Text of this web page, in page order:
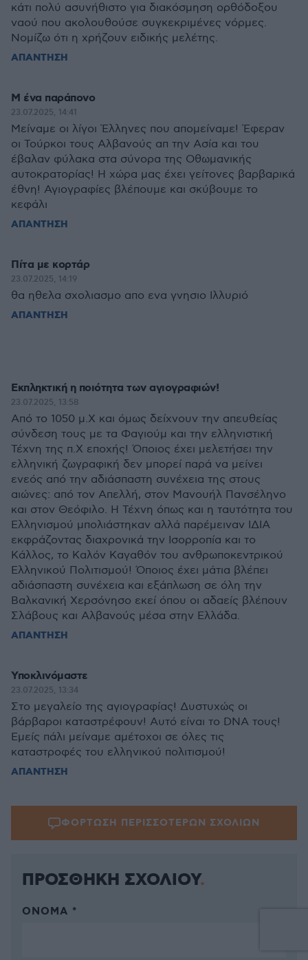
κάτι πολύ ασυνήθιστο για διακόσμηση ορθόδοξου
ναού που ακολουθούσε συγκεκριμένες νόρμες.
Νομίζω ότι η χρήζουν ειδικής μελέτης.
ΑΠΑΝΤΗΣΗ
Μ ένα παράπονο
23.07.2025, 14:41
Μείναμε οι λίγοι Έλληνες που απομείναμε! Έφεραν
οι Τούρκοι τους Αλβανούς απ την Ασία και του
έβαλαν φύλακα στα σύνορα της Οθωμανικής
αυτοκρατορίας! Η χώρα μας έχει γείτονες βαρβαρικά
έθνη! Αγιογραφίες βλέπουμε και σκύβουμε το
κεφάλι
ΑΠΑΝΤΗΣΗ
Πίτα με κορτάρ
23.07.2025, 14:19
θα ηθελα σχολιασμο απο ενα γνησιο Ιλλυριό
ΑΠΑΝΤΗΣΗ
Εκπληκτική η ποιότητα των αγιογραφιών!
23.07.2025, 13:58
Από το 1050 μ.Χ και όμως δείχνουν την απευθείας
σύνδεση τους με τα Φαγιούμ και την ελληνιστική
Τέχνη της π.Χ εποχής! Όποιος έχει μελετήσει την
ελληνική ζωγραφική δεν μπορεί παρά να μείνει
ενεός από την αδιάσπαστη συνέχεια της στους
αιώνες: από τον Απελλή, στον Μανουήλ Πανσέληνο
και στον Θεόφιλο. Η Τέχνη όπως και η ταυτότητα του
Ελληνισμού μπολιάστηκαν αλλά παρέμειναν ΙΔΙΑ
εκφράζοντας διαχρονικά την Ισορροπία και το
Κάλλος, το Καλόν Καγαθόν του ανθρωποκεντρικού
Ελληνικού Πολιτισμού! Όποιος έχει μάτια βλέπει
αδιάσπαστη συνέχεια και εξάπλωση σε όλη την
Βαλκανική Χερσόνησο εκεί όπου οι αδαείς βλέπουν
Σλάβους και Αλβανούς μέσα στην Ελλάδα.
ΑΠΑΝΤΗΣΗ
Υποκλινόμαστε
23.07.2025, 13:34
Στο μεγαλείο της αγιογραφίας! Δυστυχώς οι
βάρβαροι καταστρέφουν! Αυτό είναι το DNA τους!
Εμείς πάλι μείναμε αμέτοχοι σε όλες τις
καταστροφές του ελληνικού πολιτισμού!
ΑΠΑΝΤΗΣΗ
ΦΟΡΤΩΣΗ ΠΕΡΙΣΣΟΤΕΡΩΝ ΣΧΟΛΙΩΝ
ΠΡΟΣΘΗΚΗ ΣΧΟΛΙΟΥ
ΌΝΟΜΑ *